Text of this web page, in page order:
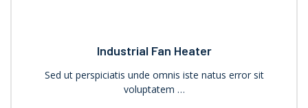
Industrial Fan Heater
Sed ut perspiciatis unde omnis iste natus error sit
voluptatem …